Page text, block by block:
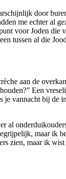
door
me echter al
voor Joden
tussen al die
aan de
Een
vannacht bij de
al
maar ik
zien, maar ik wist